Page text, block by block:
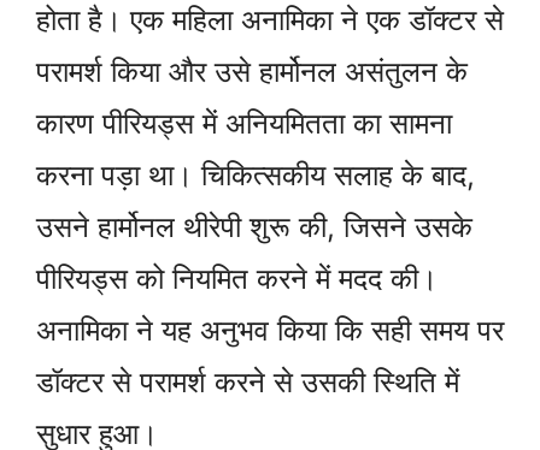
होता है। एक महिला अनामिका ने एक डॉक्टर से
परामर्श किया और उसे हार्मोनल असंतुलन के
कारण पीरियड्स में अनियमितता का सामना
करना पड़ा था। चिकित्सकीय सलाह के बाद,
उसने हार्मोनल थीरेपी शुरू की, जिसने उसके
पीरियड्स को नियमित करने में मदद की।
अनामिका ने यह अनुभव किया कि सही समय पर
डॉक्टर से परामर्श करने से उसकी स्थिति में
सुधार हुआ।